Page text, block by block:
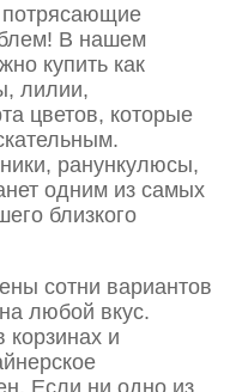
потрясающие
В нашем
купить как
лилии,
цветов, которые
ранункулюсы,
одним из самых
близкого
сотни вариантов
любой вкус.
корзинах и
Если ни одно из